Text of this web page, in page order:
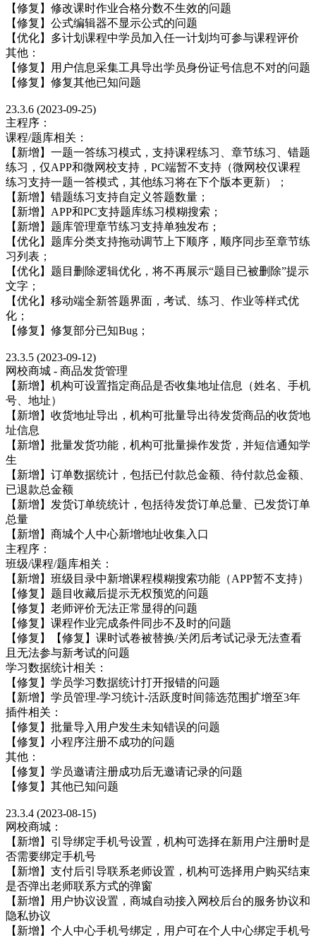
【修复】修改课时作业合格分数不生效的问题
【修复】公式编辑器不显示公式的问题
【优化】多计划课程中学员加入任一计划均可参与课程评价
其他：
【修复】用户信息采集工具导出学员身份证号信息不对的问题
【修复】修复其他已知问题
23.3.6 (2023-09-25)
主程序：
课程/题库相关：
【新增】一题一答练习模式，支持课程练习、章节练习、错题
练习，仅APP和微网校支持，PC端暂不支持（微网校仅课程
练习支持一题一答模式，其他练习将在下个版本更新）；
【新增】错题练习支持自定义答题数量；
【新增】APP和PC支持题库练习模糊搜索；
【新增】题库管理章节练习支持单独发布；
【优化】题库分类支持拖动调节上下顺序，顺序同步至章节练
习列表；
【优化】题目删除逻辑优化，将不再展示“题目已被删除”提示
文字；
【优化】移动端全新答题界面，考试、练习、作业等样式优
化；
【修复】修复部分已知Bug；
23.3.5 (2023-09-12)
网校商城 - 商品发货管理
【新增】机构可设置指定商品是否收集地址信息（姓名、手机
号、地址）
【新增】收货地址导出，机构可批量导出待发货商品的收货地
址信息
【新增】批量发货功能，机构可批量操作发货，并短信通知学
生
【新增】订单数据统计，包括已付款总金额、待付款总金额、
已退款总金额
【新增】发货订单统统计，包括待发货订单总量、已发货订单
总量
【新增】商城个人中心新增地址收集入口
主程序：
班级/课程/题库相关：
【新增】班级目录中新增课程模糊搜索功能（APP暂不支持）
【修复】题目收藏后提示无权预览的问题
【修复】老师评价无法正常显得的问题
【修复】课程作业完成条件同步不及时的问题
【修复】【修复】课时试卷被替换/关闭后考试记录无法查看
且无法参与新考试的问题
学习数据统计相关：
【修复】学员学习数据统计打开报错的问题
【新增】学员管理-学习统计-活跃度时间筛选范围扩增至3年
插件相关：
【修复】批量导入用户发生未知错误的问题
【修复】小程序注册不成功的问题
其他：
【修复】学员邀请注册成功后无邀请记录的问题
【修复】其他已知问题
23.3.4 (2023-08-15)
网校商城：
【新增】引导绑定手机号设置，机构可选择在新用户注册时是
否需要绑定手机号
【新增】支付后引导联系老师设置，机构可选择用户购买结束
是否弹出老师联系方式的弹窗
【新增】用户协议设置，商城自动接入网校后台的服务协议和
隐私协议
【新增】个人中心手机号绑定，用户可在个人中心绑定手机号